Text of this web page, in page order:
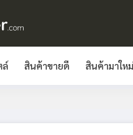
ล์ สินค้าขายดี สินค้ามาใหม่